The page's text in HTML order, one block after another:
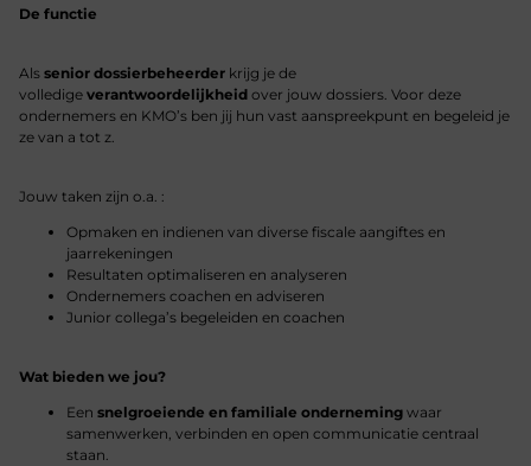
De functie
Als senior dossierbeheerder krijg je de
volledige verantwoordelijkheid over jouw dossiers. Voor deze
ondernemers en KMO’s ben jij hun vast aanspreekpunt en begeleid je
ze van a tot z.
Jouw taken zijn o.a. :
Opmaken en indienen van diverse fiscale aangiftes en
jaarrekeningen
Resultaten optimaliseren en analyseren
Ondernemers coachen en adviseren
Junior collega’s begeleiden en coachen
Wat bieden we jou?
Een snelgroeiende en familiale onderneming waar
samenwerken, verbinden en open communicatie centraal
staan.